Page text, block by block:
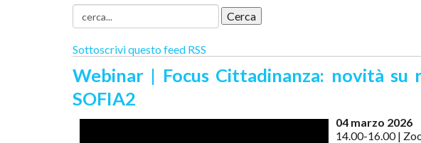
Sottoscrivi questo feed RSS
Webinar | Focus Cittadinanza: novità su
SOFIA2
04 marzo 2026
14.00-16.00 |